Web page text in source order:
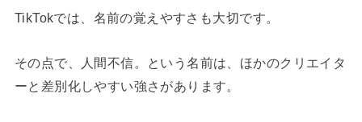
TikTokでは、名前の覚えやすさも大切です。
その点で、人間不信。という名前は、ほかのクリエイタ
ーと差別化しやすい強さがあります。